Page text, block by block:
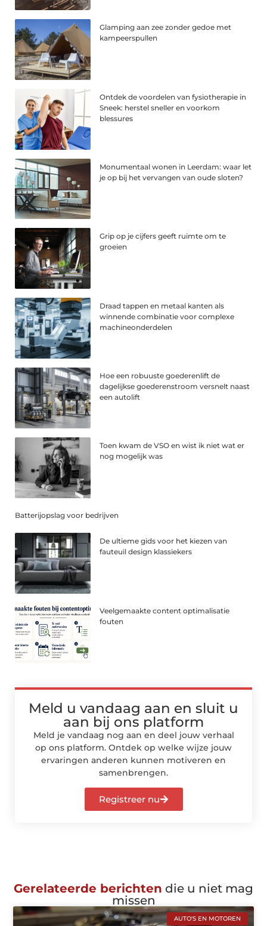
Glamping aan zee zonder gedoe met
kampeerspullen
Ontdek de voordelen van fysiotherapie in
Sneek: herstel sneller en voorkom
blessures
Monumentaal wonen in Leerdam: waar let
je op bij het vervangen van oude sloten?
Grip op je cijfers geeft ruimte om te
groeien
Draad tappen en metaal kanten als
winnende combinatie voor complexe
machineonderdelen
Hoe een robuuste goederenlift de
dagelijkse goederenstroom versnelt naast
een autolift
Toen kwam de VSO en wist ik niet wat er
nog mogelijk was
Batterijopslag voor bedrijven
De ultieme gids voor het kiezen van
fauteuil design klassiekers
Veelgemaakte content optimalisatie
fouten
Meld u vandaag aan en sluit u
aan bij ons platform
Meld je vandaag nog aan en deel jouw verhaal
op ons platform. Ontdek op welke wijze jouw
ervaringen anderen kunnen motiveren en
samenbrengen.
Registreer nu
Gerelateerde berichten die u niet mag
missen
AUTO'S EN MOTOREN